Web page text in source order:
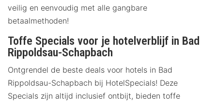
veilig en eenvoudig met alle gangbare
betaalmethoden!
Toffe Specials voor je hotelverblijf in Bad
Rippoldsau-Schapbach
Ontgrendel de beste deals voor hotels in Bad
Rippoldsau-Schapbach bij HotelSpecials! Deze
Specials zijn altijd inclusief ontbijt, bieden toffe